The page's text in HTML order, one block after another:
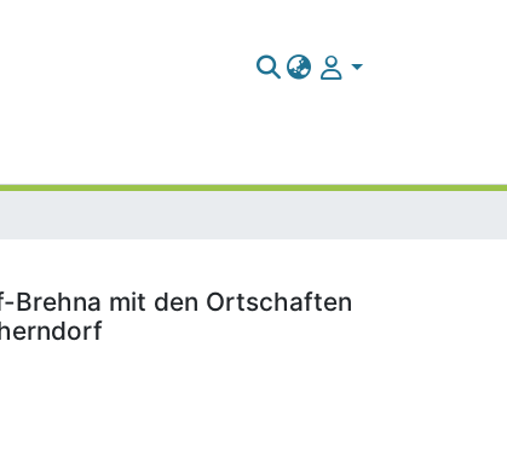
Brehna mit den Ortschaften